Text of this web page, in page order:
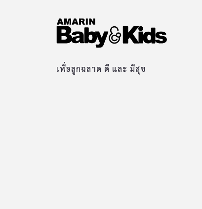
เพื่อลูกฉลาด ดี และ มีสุข